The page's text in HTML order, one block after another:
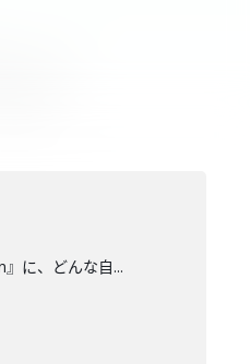
に、どんな自...